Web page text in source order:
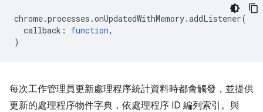
chrome.processes .onUpdatedWithMemory.addListener(
callback : function,
)
每次工作管理員更新處理程序統計資料時都會觸發，並提供
更新的處理程序物件字典，依處理程序 ID 編列索引。與